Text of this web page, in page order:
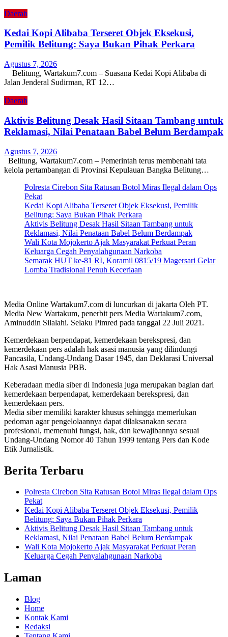
Daerah
Kedai Kopi Alibaba Terseret Objek Eksekusi,
Pemilik Belitung: Saya Bukan Pihak Perkara
Agustus 7, 2026
Belitung, Wartakum7.com – Suasana Kedai Kopi Alibaba di
Jalan Jenderal Sudirman, RT 12…
Daerah
Aktivis Belitung Desak Hasil Sitaan Tambang untuk
Reklamasi, Nilai Penataan Babel Belum Berdampak
Agustus 7, 2026
Belitung, Wartakum7.com – Pemerintah terus membenahi tata
kelola pertambangan di Provinsi Kepulauan Bangka Belitung…
Polresta Cirebon Sita Ratusan Botol Miras Ilegal dalam Ops
Pekat
Kedai Kopi Alibaba Terseret Objek Eksekusi, Pemilik
Belitung: Saya Bukan Pihak Perkara
Aktivis Belitung Desak Hasil Sitaan Tambang untuk
Reklamasi, Nilai Penataan Babel Belum Berdampak
Wali Kota Mojokerto Ajak Masyarakat Perkuat Peran
Keluarga Cegah Penyalahgunaan Narkoba
Semarak HUT ke-81 RI, Koramil 0815/19 Magersari Gelar
Lomba Tradisional Penuh Keceriaan
Media Online Wartakum7.com di luncurkan di jakarta Oleh PT.
Media New Wartakum, penerbit pers Media Wartakum7.com,
Aminuddin Silalahi. Selaku Pimred pada tanggal 22 Juli 2021.
Kemerdekaan berpendapat, kemerdekaan berekspresi, dan
kemerdekaan pers adalah hak asasi manusia yang dilindungi
Pancasila, Undang-Undang Dasar 1945, dan Deklarasi Universal
Hak Asasi Manusia PBB.
Keberadaan media siber di Indonesia juga merupakan bagian dari
kemerdekaan berpendapat, kemerdekaan berekspresi, dan
kemerdekaan pers.
Media siber memiliki karakter khusus sehingga memerlukan
pedoman agar pengelolaannya dapat dilaksanakan secara
profesional, memenuhi fungsi, hak, dan kewajibannya sesuai
Undang-Undang Nomor 40 Tahun 1999 tentang Pers dan Kode
Etik Jurnalistik.
Berita Terbaru
Polresta Cirebon Sita Ratusan Botol Miras Ilegal dalam Ops
Pekat
Kedai Kopi Alibaba Terseret Objek Eksekusi, Pemilik
Belitung: Saya Bukan Pihak Perkara
Aktivis Belitung Desak Hasil Sitaan Tambang untuk
Reklamasi, Nilai Penataan Babel Belum Berdampak
Wali Kota Mojokerto Ajak Masyarakat Perkuat Peran
Keluarga Cegah Penyalahgunaan Narkoba
Laman
Blog
Home
Kontak Kami
Redaksi